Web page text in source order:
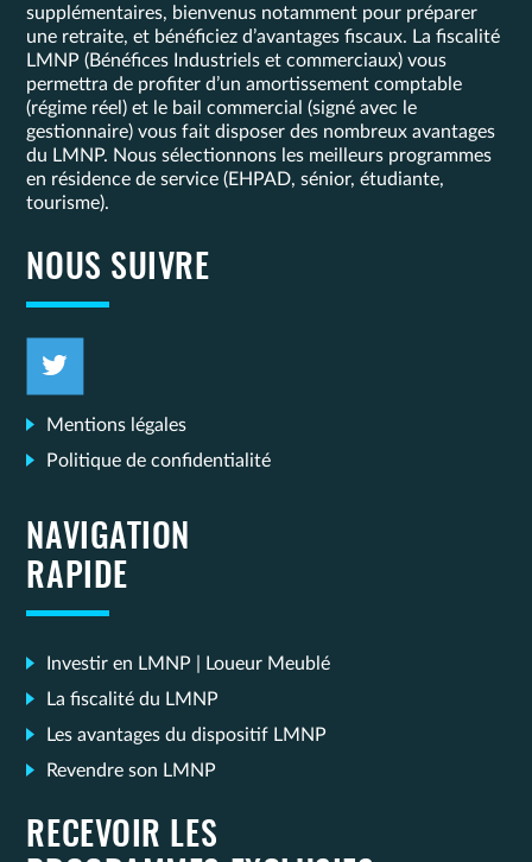
supplémentaires, bienvenus notamment pour préparer
une retraite, et bénéficiez d’avantages fiscaux. La fiscalité
LMNP (Bénéfices Industriels et commerciaux) vous
permettra de profiter d’un amortissement comptable
(régime réel) et le bail commercial (signé avec le
gestionnaire) vous fait disposer des nombreux avantages
du LMNP. Nous sélectionnons les meilleurs programmes
en résidence de service (EHPAD, sénior, étudiante,
tourisme).
NOUS SUIVRE
Mentions légales
Politique de confidentialité
NAVIGATION
RAPIDE
Investir en LMNP | Loueur Meublé
La fiscalité du LMNP
Les avantages du dispositif LMNP
Revendre son LMNP
RECEVOIR LES